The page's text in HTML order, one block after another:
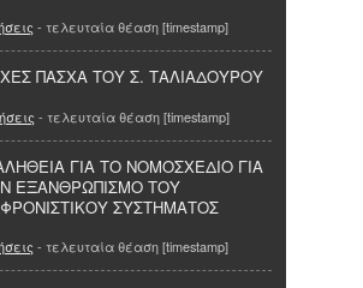
- τελευταία θέαση [timestamp]
ΠΑΣΧΑ ΤΟΥ Σ. ΤΑΛΙΑΔΟΥΡΟΥ
- τελευταία θέαση [timestamp]
ΓΙΑ ΤΟ ΝΟΜΟΣΧΕΔΙΟ ΓΙΑ
ΕΞΑΝΘΡΩΠΙΣΜΟ ΤΟΥ
ΣΥΣΤΗΜΑΤΟΣ
- τελευταία θέαση [timestamp]